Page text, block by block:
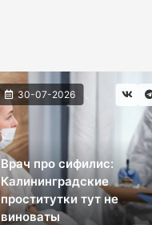
30-07-2026
Врач про сифилис:
Калининградские
проститутки тут не
виноваты